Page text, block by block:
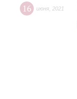
16 июня 2021